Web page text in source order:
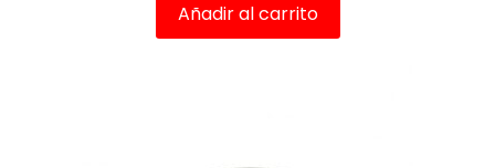
Añadir al carrito